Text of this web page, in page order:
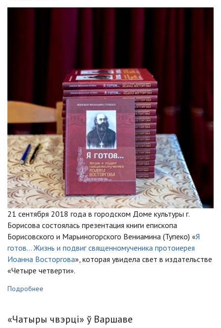
21 сентября 2018 года в городском Доме культуры г.
Борисова состоялась презентация книги епископа
Борисовского и Марьиногорского Вениамина (Тупеко) «Я
готов… Жизнь и подвиг священномученика протоиерея
Иоанна Восторгова», которая увидела свет в издательстве
«Четыре четверти».
Подробнее
«Чатыры чвэрці» ў Варшаве